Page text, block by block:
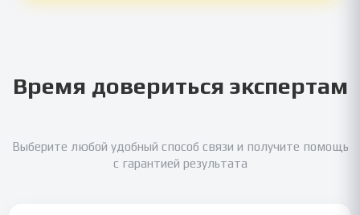
Время довериться экспертам
Выберите любой удобный способ связи и получите помощь
с гарантией результата